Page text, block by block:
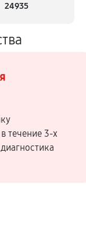
24935
течение 3-х